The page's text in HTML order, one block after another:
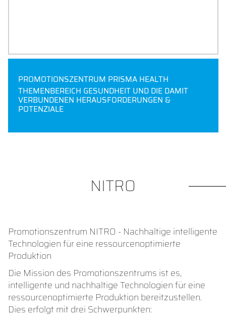
PROMOTIONSZENTRUM PRISMA HEALTH
THEMENBEREICH GESUNDHEIT UND DIE DAMIT
VERBUNDENEN HERAUSFORDERUNGEN &
POTENZIALE
NITRO
Promotionszentrum NITRO - Nachhaltige intelligente
Technologien für eine ressourcenoptimierte
Produktion
Die Mission des Promotionszentrums ist es,
intelligente und nachhaltige Technologien für eine
ressourcenoptimierte Produktion bereitzustellen.
Dies erfolgt mit drei Schwerpunkten: